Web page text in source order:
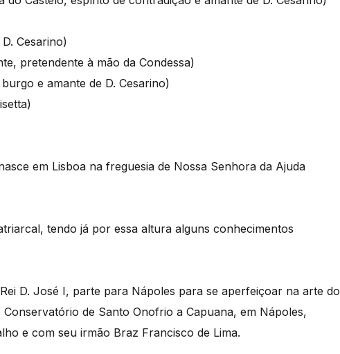
Cesarino)
pretendente à mão da Condessa)
e amante de D. Cesarino)
em Lisboa na freguesia de Nossa Senhora da Ajuda
tendo já por essa altura alguns conhecimentos
D. José I, parte para Nápoles para se aperfeiçoar na arte do
de Santo Onofrio a Capuana, em Nápoles,
e com seu irmão Braz Francisco de Lima.